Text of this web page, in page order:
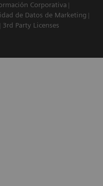
Corporativa
de Datos de Marketing
3rd Party Licenses